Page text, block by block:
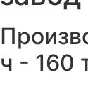
ч - 160